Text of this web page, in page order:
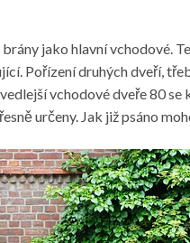
jako hlavní vchodové.
Pořízení druhých dveří,
vedlejší vchodové dveře 80se
určeny. Jak již psáno